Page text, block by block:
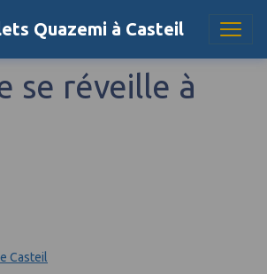
Quazemi à Casteil
se réveille à
Casteil